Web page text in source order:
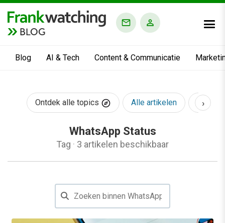
BLOG
Blog AI & Tech Content & Communicatie
Ontdek alle topics Alle artikelen AI &
›
WhatsApp Status
Tag · 3 artikelen beschikbaar